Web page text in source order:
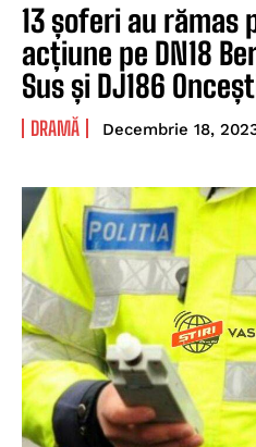
13 șoferi au rămas
acțiune pe DN18
Sus și DJ186
DRAMĂ Decembrie 18,